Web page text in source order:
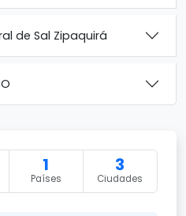
de Sal Zipaquirá
1
Países
3
Ciudades